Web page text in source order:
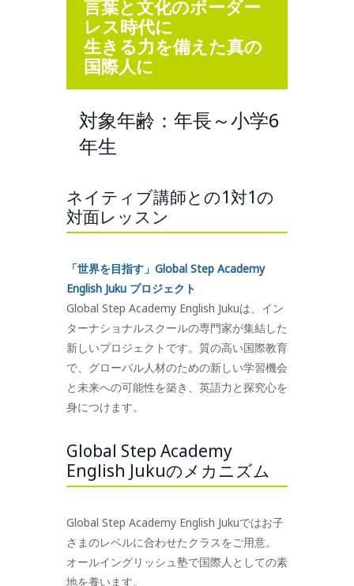
言葉と文化のボーダー
レス時代に
生きる力を備えた真の
国際人に
対象年齢：年長～小学6
年生
ネイティブ講師との1対1の
対面レッスン
「世界を目指す」Global Step Academy
English Juku プロジェクト
Global Step Academy English Jukuは、イン
ターナショナルスクールの専門家が集結した
新しいプロジェクトです。質の高い国際教育
で、グローバル人材のための新しい学習機会
と未来への可能性を築き、英語力と探究心を
身につけます。
Global Step Academy
English Jukuのメカニズム
Global Step Academy English Jukuではお子
さまのレベルに合わせたクラスをご用意。
オールイングリッシュ塾で国際人としての素
地を養います。